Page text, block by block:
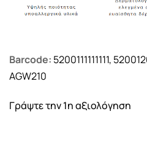
Barcode: 5200111111111,
AGW210
Γράψτε την 1η αξιολόγηση